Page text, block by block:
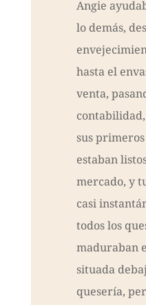
Angie
lo demás,
hasta el
venta,
contabilidad,
sus
estaban
mercado, y
casi
todos los
maduraban
situada
quesería,